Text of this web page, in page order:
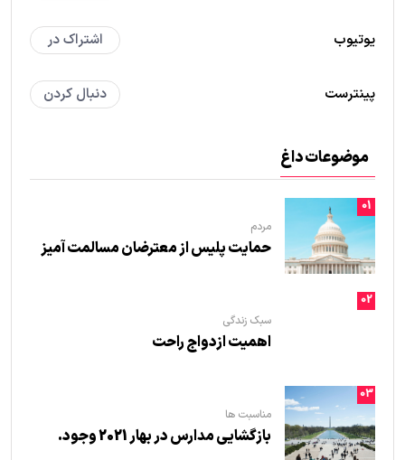
یوتیوب اشتراک در
پینترست دنبال کردن
موضوعات داغ
01
مردم
حمایت پلیس از معترضان مسالمت آمیز
02
سبک زندگی
اهمیت ازدواج راحت
03
مناسبت ها
بازگشایی مدارس در بهار 2021 وجود.